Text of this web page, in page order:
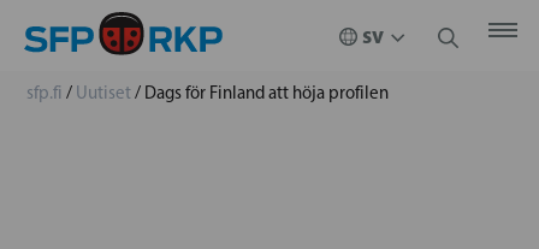
sfp.fi / Uutiset/ Dags för Finland att höja profilen